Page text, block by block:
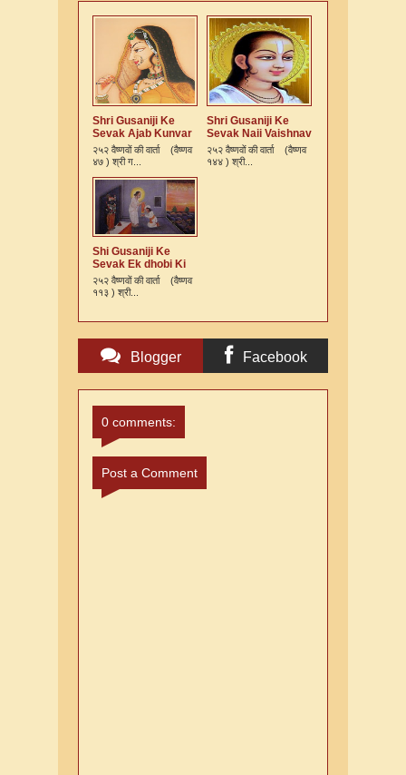
Shri Gusaniji Ke
Sevak Ajab Kunvar
Bai Ki Varta
२५२ वैष्णवों की वार्ता (वैष्णव
४७ ) श्री ग...
Shri Gusaniji Ke
Sevak Naii Vaishnav
Ki Varta
२५२ वैष्णवों की वार्ता (वैष्णव
१४४ ) श्री...
Shi Gusaniji Ke
Sevak Ek dhobi Ki
Varta
२५२ वैष्णवों की वार्ता (वैष्णव
११३ ) श्री...
Blogger
Comments
Facebook
Comments
0 comments:
Post a Comment